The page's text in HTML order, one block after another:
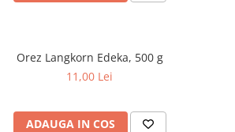
Orez Langkorn Edeka, 500 g
11,00 Lei
ADAUGA IN COS